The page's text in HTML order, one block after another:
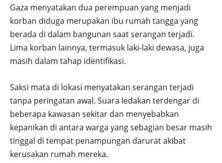
Gaza menyatakan dua perempuan yang menjadi
korban diduga merupakan ibu rumah tangga yang
berada di dalam bangunan saat serangan terjadi.
Lima korban lainnya, termasuk laki-laki dewasa, juga
masih dalam tahap identifikasi.
Saksi mata di lokasi menyatakan serangan terjadi
tanpa peringatan awal. Suara ledakan terdengar di
beberapa kawasan sekitar dan menyebabkan
kepanikan di antara warga yang sebagian besar masih
tinggal di tempat penampungan darurat akibat
kerusakan rumah mereka.